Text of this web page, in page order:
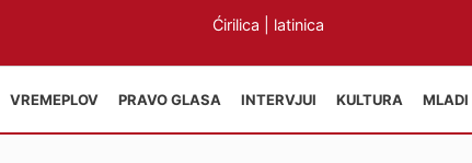
Ćirilica latinica
VREMEPLOV PRAVO GLASA INTERVJUI KULTURA MLADI